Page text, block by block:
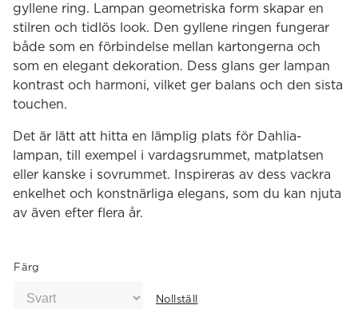
gyllene ring. Lampan geometriska form skapar en
stilren och tidlös look. Den gyllene ringen fungerar
både som en förbindelse mellan kartongerna och
som en elegant dekoration. Dess glans ger lampan
kontrast och harmoni, vilket ger balans och den sista
touchen.
Det är lätt att hitta en lämplig plats för Dahlia-
lampan, till exempel i vardagsrummet, matplatsen
eller kanske i sovrummet. Inspireras av dess vackra
enkelhet och konstnärliga elegans, som du kan njuta
av även efter flera år.
Färg
Nollställ